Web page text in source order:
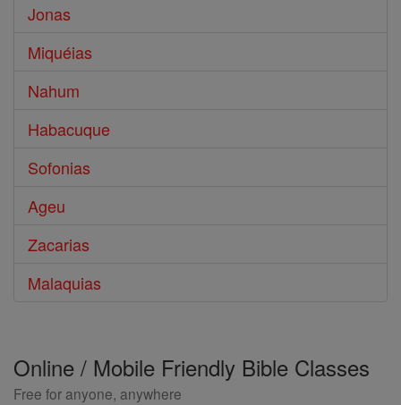
Jonas
Miquéias
Nahum
Habacuque
Sofonias
Ageu
Zacarias
Malaquias
Online / Mobile Friendly Bible Classes
Free for anyone, anywhere